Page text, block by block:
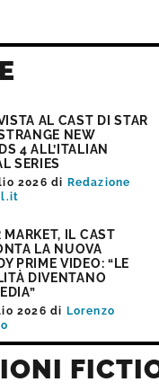
AL CAST DI STAR
NEW
4 ALL’ITALIAN
SERIES
2026 di Redazione
MARKET, IL CAST
LA NUOVA
PRIME VIDEO: “LE
DIVENTANO
2026 di Lorenzo